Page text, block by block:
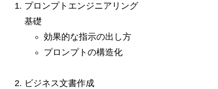
プロンプトエンジニアリング
基礎
効果的な指示の出し方
プロンプトの構造化
ビジネス文書作成